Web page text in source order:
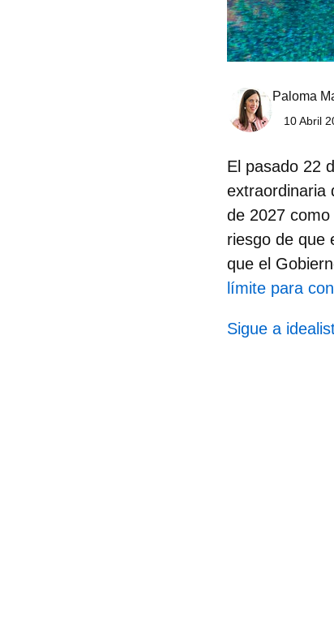
Paloma
10 Abril
El pasado 22
extraordinaria
de 2027
riesgo de que
que el
límite para
Sigue a